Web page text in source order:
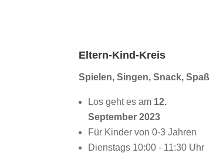
Eltern-Kind-Kreis
Spielen, Singen, Snack, Spaß
Los geht es am 12.
September 2023
Für Kinder von 0-3 Jahren
Dienstags 10:00 - 11:30 Uhr